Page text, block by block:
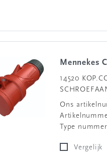
14520
Ons
Type nummer
Vergelijk